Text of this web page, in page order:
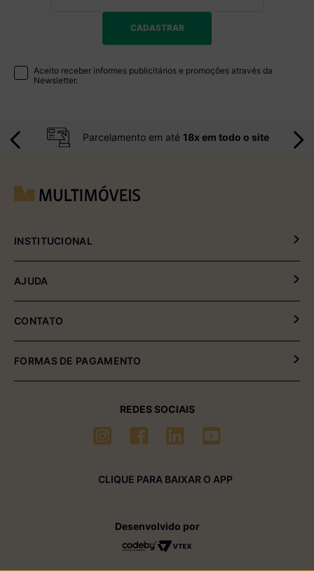
CADASTRAR
Aceito receber informes publicitários e promoções através da
Newsletter.
Parcelamento em até 18x em todo o site
INSTITUCIONAL
Política de Entrega e Devolução
AJUDA
Fale Conosco
CONTATO
(54) 2102-4000 (08:00hrs às 17:30hrs)
(54) 99611-6238 (seg à sexta-feira)
sac01@multimóveis.com
FORMAS DE PAGAMENTO
REDES SOCIAIS
CLIQUE PARA BAIXAR O APP
Desenvolvido por